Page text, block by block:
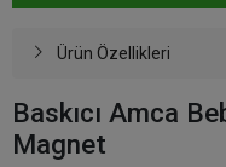
Ürün Özellikleri
Baskıcı Amca
Magnet